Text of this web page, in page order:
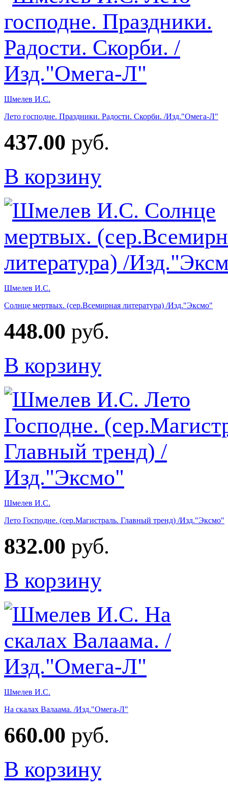
Шмелев И.С.
Лето господне. Праздники. Радости. Скорби. /Изд."Омега-Л"
437.00 руб.
В корзину
Шмелев И.С.
Солнце мертвых. (сер.Всемирная литература) /Изд."Эксмо"
448.00 руб.
В корзину
Шмелев И.С.
Лето Господне. (сер.Магистраль. Главный тренд) /Изд."Эксмо"
832.00 руб.
В корзину
Шмелев И.С.
На скалах Валаама. /Изд."Омега-Л"
660.00 руб.
В корзину